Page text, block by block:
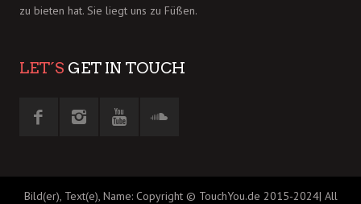
zu bieten hat. Sie liegt uns zu Füßen.
LET´S GET IN TOUCH
Bild(er), Text(e), Name: Copyright © TouchYou.de 2015-2024| All